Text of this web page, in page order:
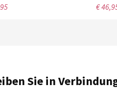
€
Sie in